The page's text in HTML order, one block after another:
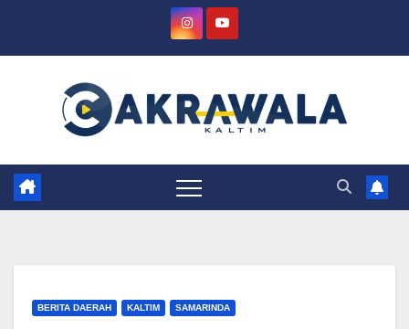
BERITA DAERAH KALTIM SAMARINDA